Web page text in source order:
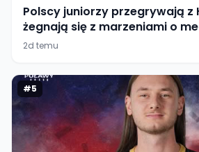
Polscy juniorzy przegrywają z
żegnają się z marzeniami o
2d temu
#5